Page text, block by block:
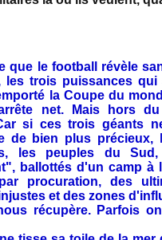
que le football révèle
les trois puissances
la Coupe du
net. Mais hors
si ces trois géants
de bien plus
les peuples du
ballottés d'un camp
procuration, des
et des zones
récupère. Parfois